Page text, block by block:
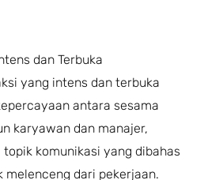
dan Terbuka
yang intens dan terbuka
antara sesama
karyawan dan manajer,
komunikasi yang dibahas
melenceng dari pekerjaan.